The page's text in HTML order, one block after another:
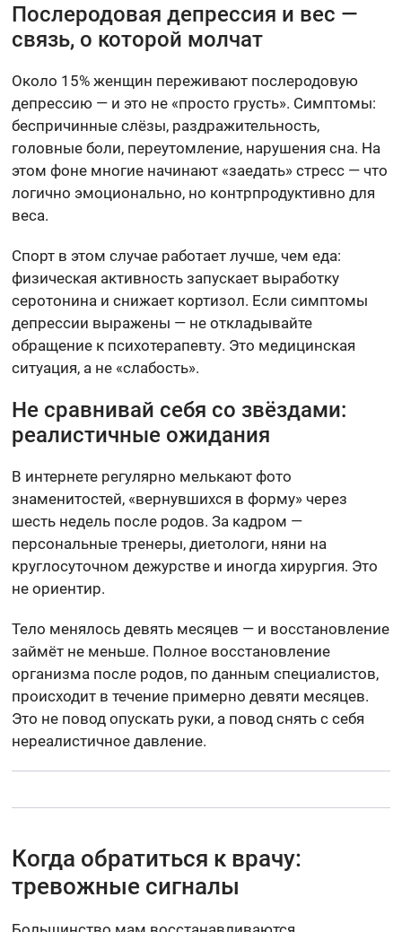
Послеродовая депрессия и вес —
связь, о которой молчат
Около 15% женщин переживают послеродовую
депрессию — и это не «просто грусть». Симптомы:
беспричинные слёзы, раздражительность,
головные боли, переутомление, нарушения сна. На
этом фоне многие начинают «заедать» стресс — что
логично эмоционально, но контрпродуктивно для
веса.
Спорт в этом случае работает лучше, чем еда:
физическая активность запускает выработку
серотонина и снижает кортизол. Если симптомы
депрессии выражены — не откладывайте
обращение к психотерапевту. Это медицинская
ситуация, а не «слабость».
Не сравнивай себя со звёздами:
реалистичные ожидания
В интернете регулярно мелькают фото
знаменитостей, «вернувшихся в форму» через
шесть недель после родов. За кадром —
персональные тренеры, диетологи, няни на
круглосуточном дежурстве и иногда хирургия. Это
не ориентир.
Тело менялось девять месяцев — и восстановление
займёт не меньше. Полное восстановление
организма после родов, по данным специалистов,
происходит в течение примерно девяти месяцев.
Это не повод опускать руки, а повод снять с себя
нереалистичное давление.
Когда обратиться к врачу:
тревожные сигналы